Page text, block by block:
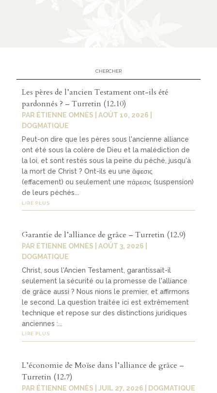
Les pères de l’ancien Testament ont-ils été
pardonnés ? – Turretin (12.10)
PAR ÉTIENNE OMNÈS AOÛT 10, 2026
DOGMATIQUE
Peut-on dire que les pères sous l'ancienne alliance
ont été sous la colère de Dieu et la malédiction de
la loi, et sont restés sous la peine du péché, jusqu'à
la mort de Christ ? Ont-ils eu une ἄφεσις
(effacement) ou seulement une πάρεσις (suspension)
de leurs péchés...
LIRE PLUS
Garantie de l’alliance de grâce – Turretin (12.9)
PAR ÉTIENNE OMNÈS AOÛT 3, 2026
DOGMATIQUE
Christ, sous l'Ancien Testament, garantissait-il
seulement la sécurité ou la promesse de l'alliance
de grâce aussi ? Nous nions le premier, et affirmons
le second. La question traitée ici est extrêmement
technique et repose sur des distinctions juridiques
anciennes :...
LIRE PLUS
L’économie de Moïse dans l’alliance de grâce –
Turretin (12.7)
PAR ÉTIENNE OMNÈS JUIL 27, 2026 DOGMATIQUE